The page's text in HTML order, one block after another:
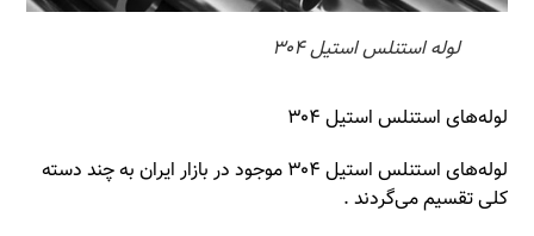
لوله استنلس استیل ۳۰۴
لوله‌های استنلس استیل ۳۰۴
لوله‌های استنلس استیل ۳۰۴ موجود در بازار ایران به چند دسته
کلی تقسیم می‌گردند .